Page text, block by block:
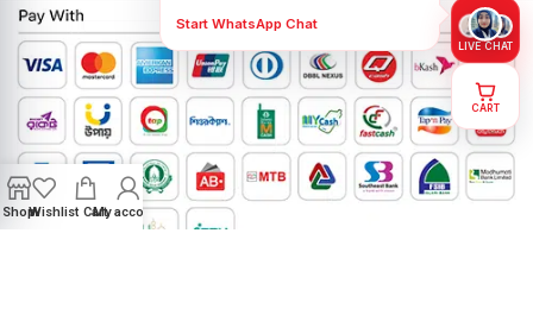
ShopWishlist CartMy account
Start WhatsApp Chat
LIVE CHAT
CART